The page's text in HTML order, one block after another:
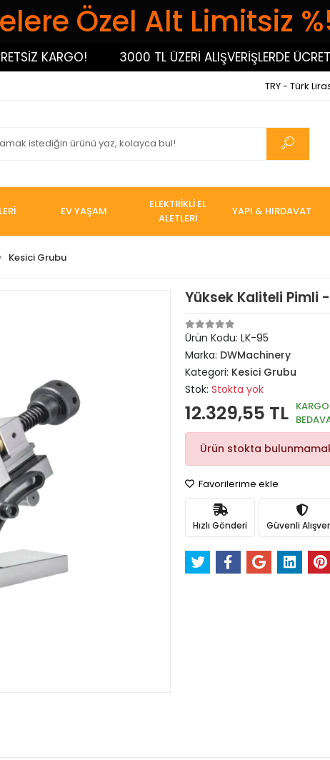
Özel Alt Limitsiz
KARGO! 3000 TL ÜZERİ ALIŞVERİŞLERDE
TRY - Türk
EV YAŞAM
ELEKTRİKLİ EL
ALETLERİ
YAPI & HIRDAVAT
Kesici Grubu
Yüksek Kaliteli Pimli
Ürün Kodu: LK-95
Marka: DWMachinery
Kategori: Kesici Grubu
Stok: Stokta yok
12.329,55 TL KARGO
Ürün stokta
Favorilerime ekle
Hızlı Gönderi Güvenli